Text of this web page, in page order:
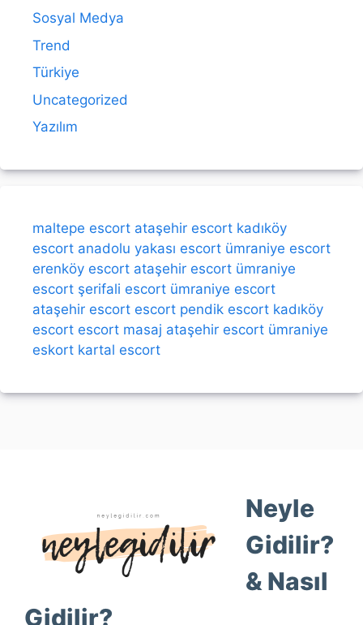
Sosyal Medya
Trend
Türkiye
Uncategorized
Yazılım
maltepe escort ataşehir escort kadıköy
escort anadolu yakası escort ümraniye escort
erenköy escort ataşehir escort ümraniye
escort şerifali escort ümraniye escort
ataşehir escort escort pendik escort kadıköy
escort escort masaj ataşehir escort ümraniye
eskort kartal escort
Neyle
Gidilir?
& Nasıl
Gidilir?